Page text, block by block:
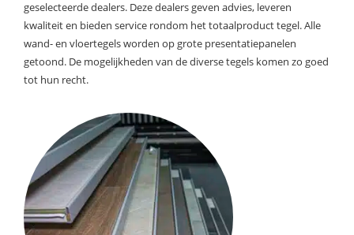
geselecteerde dealers. Deze dealers geven advies, leveren
kwaliteit en bieden service rondom het totaalproduct tegel. Alle
wand- en vloertegels worden op grote presentatiepanelen
getoond. De mogelijkheden van de diverse tegels komen zo goed
tot hun recht.